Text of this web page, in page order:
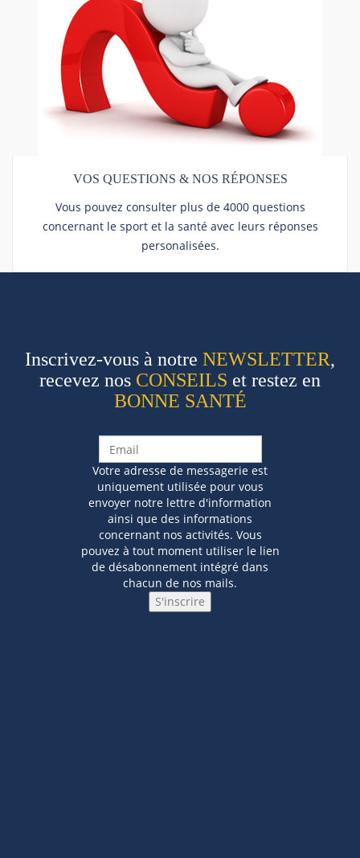
VOS QUESTIONS & NOS RÉPONSES
Vous pouvez consulter plus de 4000 questions
concernant le sport et la santé avec leurs réponses
personalisées.
Inscrivez-vous à notre NEWSLETTER,
recevez nos CONSEILS et restez en
BONNE SANTÉ
Votre adresse de messagerie est
uniquement utilisée pour vous
envoyer notre lettre d'information
ainsi que des informations
concernant nos activités. Vous
pouvez à tout moment utiliser le lien
de désabonnement intégré dans
chacun de nos mails.